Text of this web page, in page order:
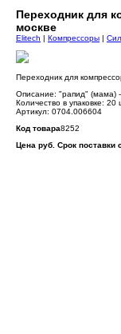
Переходник для
москве
Elitech | Компрессоры |
Переходник для
Описание: "рапид" (мама)
Количество в упаковке: 20
Артикул: 0704.006604
Код товара8252
Цена руб. Срок поставки